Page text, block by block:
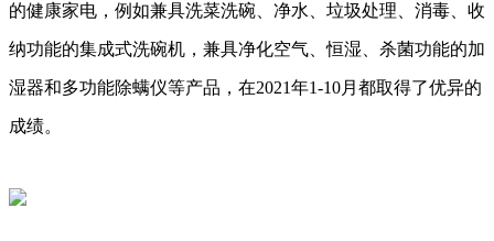
的健康家电，例如兼具洗菜洗碗、净水、垃圾处理、消毒、收
纳功能的集成式洗碗机，兼具净化空气、恒湿、杀菌功能的加
湿器和多功能除螨仪等产品，在2021年1-10月都取得了优异的
成绩。